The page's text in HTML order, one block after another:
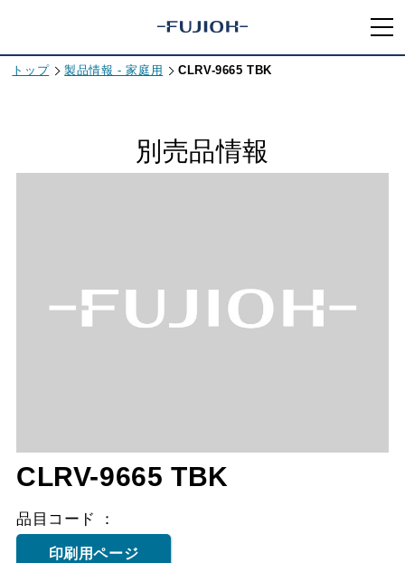
トップ 製品情報 - 家庭用 CLRV-9665 TBK
別売品情報
CLRV-9665 TBK
品目コード
印刷用ページ